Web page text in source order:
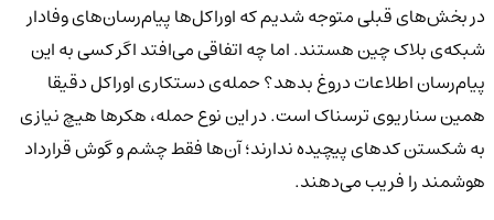
در بخش‌های قبلی متوجه شدیم که اوراکل‌ها پیام‌رسان‌های وفادار
شبکه‌ی بلاک چین هستند. اما چه اتفاقی می‌افتد اگر کسی به این
پیام‌رسان اطلاعات دروغ بدهد؟ حمله‌ی دستکاری اوراکل دقیقا
همین سناریوی ترسناک است. در این نوع حمله، هکرها هیچ نیازی
به شکستن کدهای پیچیده ندارند؛ آن‌ها فقط چشم و گوش قرارداد
هوشمند را فریب می‌دهند.